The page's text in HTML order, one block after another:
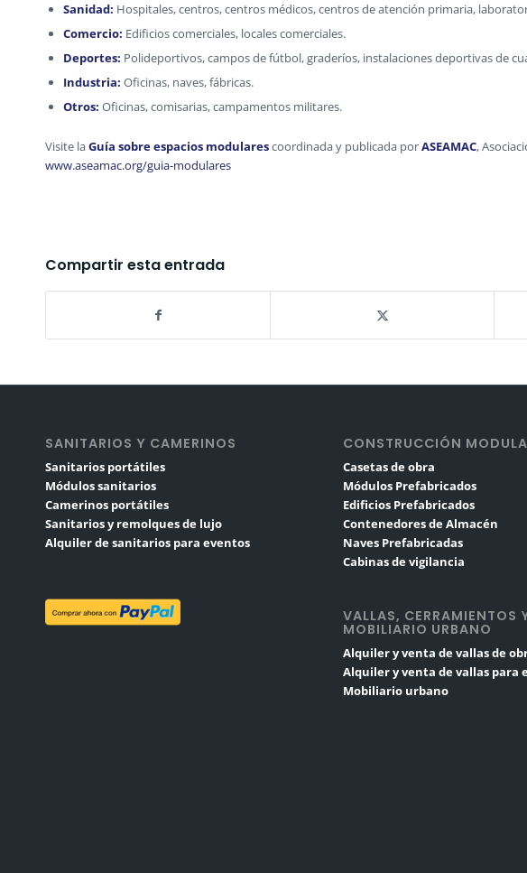
Sanidad: Hospitales, centros, centros médicos, centros de atención primaria,
Comercio: Edificios comerciales, locales comerciales.
Deportes: Polideportivos, campos de fútbol, graderíos, instalaciones deportivas de
Industria: Oficinas, naves, fábricas.
Otros: Oficinas, comisarias, campamentos militares.
Visite laGuía sobre espacios modularescoordinada y publicada porASEAMAC,
www.aseamac.org/guia-modulares
Compartir esta entrada
SANITARIOS Y CAMERINOS
Sanitarios portátiles
Módulos sanitarios
Camerinos portátiles
Sanitarios y remolques de lujo
Alquiler de sanitarios para eventos
CONSTRUCCIÓN
Casetas de obra
Módulos Prefabricados
Edificios Prefabricados
Contenedores de Almacén
Naves Prefabricadas
Cabinas de vigilancia
VALLAS, CERRAMIENTOS
MOBILIARIO URBANO
Alquiler y venta de vallas de
Alquiler y venta de vallas para
Mobiliario urbano